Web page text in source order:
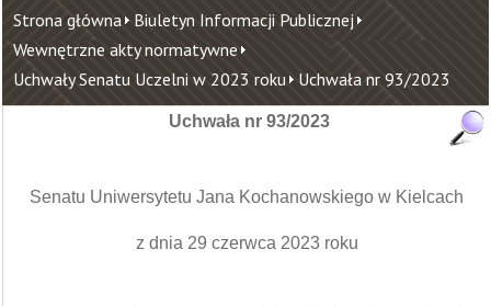
Strona główna Biuletyn Informacji Publicznej
Wewnętrzne akty normatywne
Uchwały Senatu Uczelni w 2023 roku Uchwała nr 93/2023
Uchwała nr 93/2023
Senatu Uniwersytetu Jana Kochanowskiego w Kielcach
z dnia 29 czerwca 2023 roku